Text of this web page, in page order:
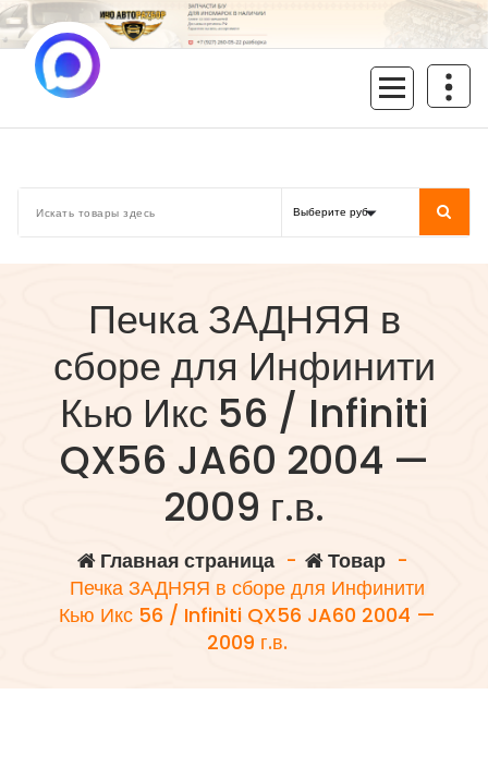
Перейти
к
содержимому
Печка ЗАДНЯЯ в
сборе для Инфинити
Кью Икс 56 / Infiniti
QX56 JA60 2004 —
2009 г.в.
Главная страница- Товар-
Печка ЗАДНЯЯ в сборе для Инфинити
Кью Икс 56 / Infiniti QX56 JA60 2004 —
2009 г.в.